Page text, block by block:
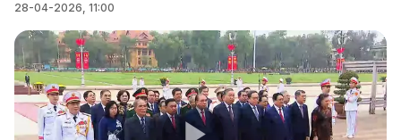
28-04-2026, 11:00